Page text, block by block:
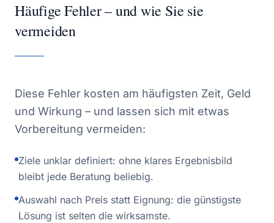
Häufige Fehler – und wie Sie sie
vermeiden
Diese Fehler kosten am häufigsten Zeit, Geld
und Wirkung – und lassen sich mit etwas
Vorbereitung vermeiden:
Ziele unklar definiert: ohne klares Ergebnisbild
bleibt jede Beratung beliebig.
Auswahl nach Preis statt Eignung: die günstigste
Lösung ist selten die wirksamste.